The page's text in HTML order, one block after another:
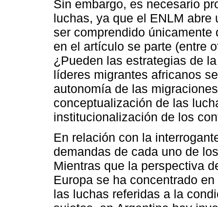
Sin embargo, es necesario
luchas, ya que el ENLM abre
ser comprendido
en el artículo se parte (entre
¿Pueden las estrategias de
líderes migrantes africanos
autonomía de las
conceptualización de las
institucionalización de los
En relación con la
demandas de cada uno de
Mientras que la perspectiva
Europa se ha concentrado
las luchas referidas a la